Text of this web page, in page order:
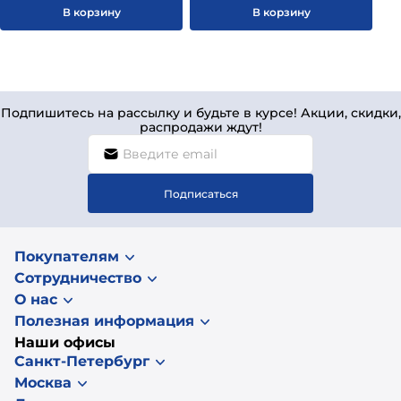
В корзину В корзину
Подпишитесь на рассылку и будьте в курсе! Акции, скидки,
распродажи ждут!
Подписаться
Покупателям
Сотрудничество
О нас
Полезная информация
Наши офисы
Санкт-Петербург
Москва